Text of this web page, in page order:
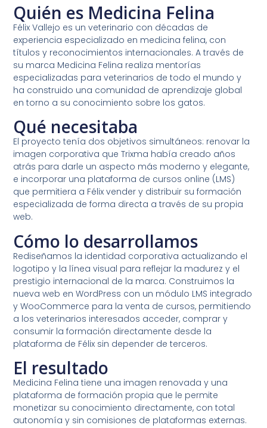
Quién es Medicina Felina
Félix Vallejo es un veterinario con décadas de
experiencia especializado en medicina felina, con
títulos y reconocimientos internacionales. A través de
su marca Medicina Felina realiza mentorías
especializadas para veterinarios de todo el mundo y
ha construido una comunidad de aprendizaje global
en torno a su conocimiento sobre los gatos.
Qué necesitaba
El proyecto tenía dos objetivos simultáneos: renovar la
imagen corporativa que Trixma había creado años
atrás para darle un aspecto más moderno y elegante,
e incorporar una plataforma de cursos online (LMS)
que permitiera a Félix vender y distribuir su formación
especializada de forma directa a través de su propia
web.
Cómo lo desarrollamos
Rediseñamos la identidad corporativa actualizando el
logotipo y la línea visual para reflejar la madurez y el
prestigio internacional de la marca. Construimos la
nueva web en WordPress con un módulo LMS integrado
y WooCommerce para la venta de cursos, permitiendo
a los veterinarios interesados acceder, comprar y
consumir la formación directamente desde la
plataforma de Félix sin depender de terceros.
El resultado
Medicina Felina tiene una imagen renovada y una
plataforma de formación propia que le permite
monetizar su conocimiento directamente, con total
autonomía y sin comisiones de plataformas externas.